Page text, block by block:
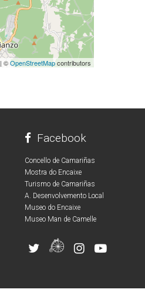
| ©OpenStreetMapcontributors
Facebook
Concello de Camariñas
Mostra do Encaixe
Turismo de Camariñas
A. Desenvolvemento Local
Museo do Encaixe
Museo Man de Camelle